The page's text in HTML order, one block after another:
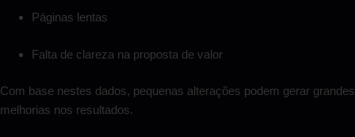
Páginas lentas
Falta de clareza na proposta de valor
Com base nestes dados, pequenas alterações podem gerar grandes
melhorias nos resultados.